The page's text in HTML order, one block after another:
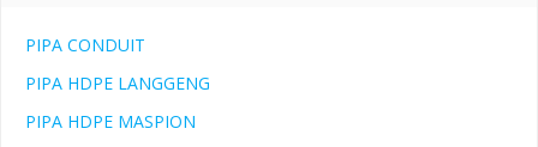
PIPA CONDUIT
PIPA HDPE LANGGENG
PIPA HDPE MASPION